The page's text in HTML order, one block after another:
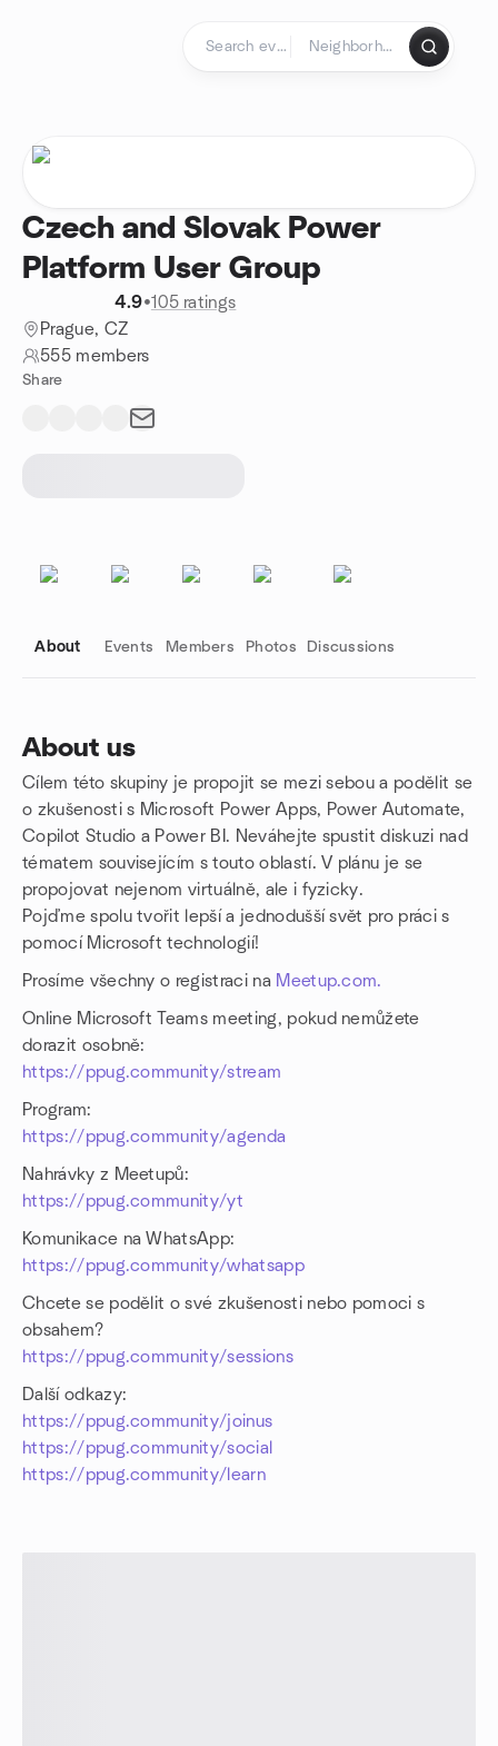
Czech and Slovak Power
Platform User Group
4.9•105 ratings
Prague, CZ
555 members
Share
About Events Members Photos Discussions
About us
Cílem této skupiny je propojit se mezi sebou a podělit se
o zkušenosti s Microsoft Power Apps, Power Automate,
Copilot Studio a Power BI. Neváhejte spustit diskuzi nad
tématem souvisejícím s touto oblastí. V plánu je se
propojovat nejenom virtuálně, ale i fyzicky.
Pojďme spolu tvořit lepší a jednodušší svět pro práci s
pomocí Microsoft technologií!
Prosíme všechny o registraci na Meetup.com.
Online Microsoft Teams meeting, pokud nemůžete
dorazit osobně:
https://ppug.community/stream
Program:
https://ppug.community/agenda
Nahrávky z Meetupů:
https://ppug.community/yt
Komunikace na WhatsApp:
https://ppug.community/whatsapp
Chcete se podělit o své zkušenosti nebo pomoci s
obsahem?
https://ppug.community/sessions
Další odkazy:
https://ppug.community/joinus
https://ppug.community/social​
https://ppug.community/learn​​​
Group links